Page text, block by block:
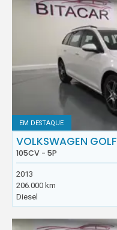
EM DESTAQUE
VOLKSWAGEN GOLF
105CV - 5P
2013
206.000 km
Diesel